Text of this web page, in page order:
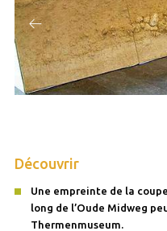
Découvrir
Une empreinte de la
long de l’Oude Midweg
Thermenmuseum.